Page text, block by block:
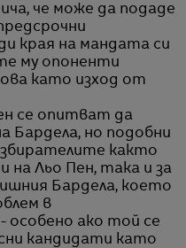
че може да подаде
края на мандата си
му опоненти
като изход от
се опитват да
Бардела, но подобни
както
на Льо Пен, така и за
Бардела, което
в
особено ако той се
кандидати като